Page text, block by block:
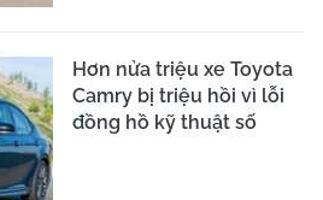
Hơn nửa triệu xe Toyota
Camry bị triệu hồi vì lỗi
đồng hồ kỹ thuật số